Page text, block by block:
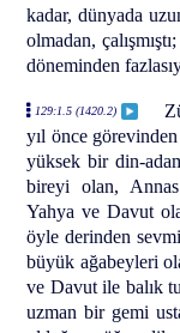
kadar, dünyada
olmadan,
döneminden
129:1.5 (1420.2)
yıl önce
yüksek bir din-
bireyi olan,
Yahya ve Davut
öyle derinden
büyük ağabeyleri
ve Davut ile balık
uzman bir gemi